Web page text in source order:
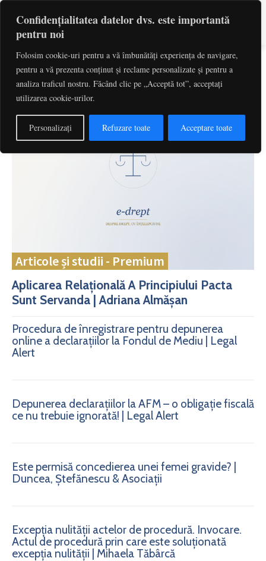
Confidențialitatea datelor dvs. este importantă
pentru noi
Folosim cookie-uri pentru a vă îmbunătăți experiența de navigare,
pentru a vă prezenta conținut și reclame personalizate și pentru a
analiza traficul nostru. Făcând clic pe „Acceptă tot”, acceptați
utilizarea cookie-urilor.
Personalizați Refuzare toate Acceptare toate
cuvinte-cheie, titlu articol, autor Caută
Articole și studii - Premium
Aplicarea Relațională A Principiului Pacta
Sunt Servanda | Adriana Almășan
Procedura de înregistrare pentru depunerea
online a declarațiilor la Fondul de Mediu | Legal
Alert
Depunerea declarațiilor la AFM – o obligație fiscală
ce nu trebuie ignorată! | Legal Alert
Este permisă concedierea unei femei gravide? |
Duncea, Ștefănescu & Asociații
Excepția nulității actelor de procedură. Invocare.
Actul de procedură prin care este soluționată
excepția nulității | Mihaela Tăbârcă